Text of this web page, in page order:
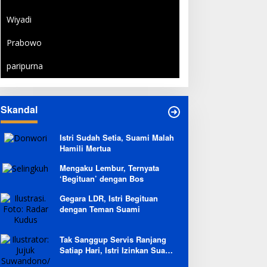
Wiyadi
Prabowo
paripurna
Skandal
Istri Sudah Setia, Suami Malah
Hamili Mertua
Mengaku Lembur, Ternyata
‘Begituan’ dengan Bos
Gegara LDR, Istri Begituan
dengan Teman Suami
Tak Sanggup Servis Ranjang
Satiap Hari, Istri Izinkan Suami